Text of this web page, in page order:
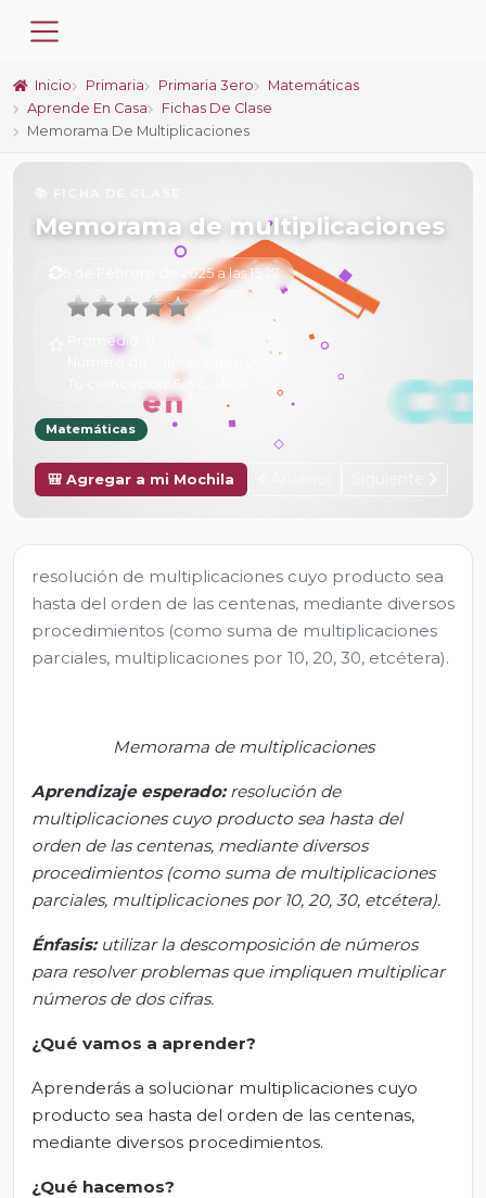
Inicio Primaria Primaria 3ero
Matemáticas
Aprende En Casa
Fichas De Clase
Memorama De Multiplicaciones
Memorama de multiplicaciones
6 de Febrero de 2025 a las 15:27
Promedio:
Sin calificar
Matemáticas
🎒 Agregar a mi Mochila
resolución de multiplicaciones cuyo producto sea
hasta del orden de las centenas, mediante diversos
procedimientos (como suma de multiplicaciones
parciales, multiplicaciones por 10, 20, 30, etcétera).
Memorama de multiplicaciones
Aprendizaje esperado: resolución de
multiplicaciones cuyo producto sea hasta del
orden de las centenas, mediante diversos
procedimientos (como suma de multiplicaciones
parciales, multiplicaciones por 10, 20, 30, etcétera).
Énfasis: utilizar la descomposición de números
para resolver problemas que impliquen multiplicar
números de dos cifras.
¿Qué vamos a aprender?
Aprenderás a solucionar multiplicaciones cuyo
producto sea hasta del orden de las centenas,
mediante diversos procedimientos.
¿Qué hacemos?